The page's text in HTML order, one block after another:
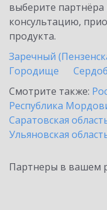
выберите партнёра
консультацию,
продукта.
Заречный
Городище
Смотрите также:
Республика
Саратовская
Ульяновская
Партнеры в вашем